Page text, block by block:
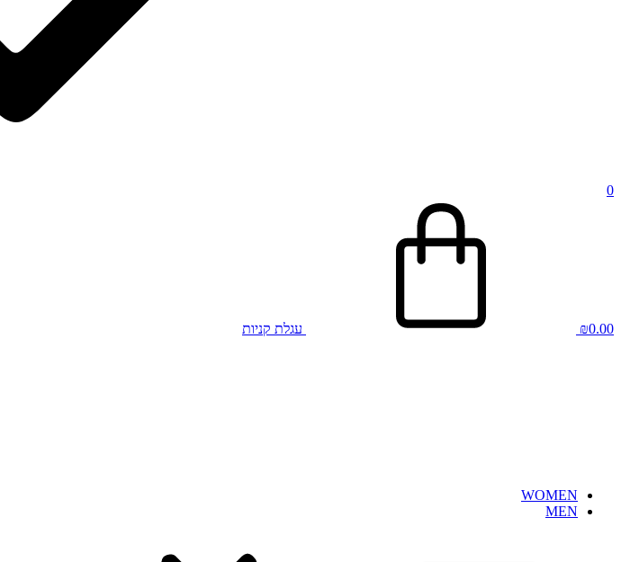
0
₪0.00 עגלת קניות
WOMEN
MEN